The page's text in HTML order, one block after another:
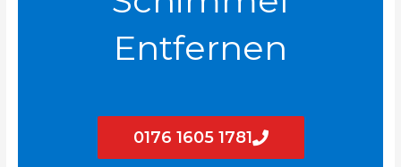
Entfernen
0176 1605 1781